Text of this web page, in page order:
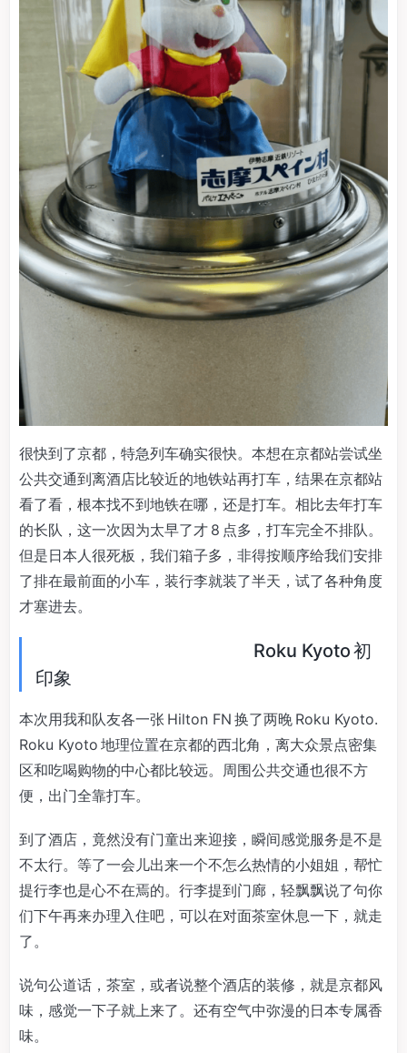
很快到了京都，特急列车确实很快。本想在京都站尝试坐
公共交通到离酒店比较近的地铁站再打车，结果在京都站
看了看，根本找不到地铁在哪，还是打车。相比去年打车
的长队，这一次因为太早了才 8 点多，打车完全不排队。
但是日本人很死板，我们箱子多，非得按顺序给我们安排
了排在最前面的小车，装行李就装了半天，试了各种角度
才塞进去。
Roku Kyoto 初
印象
本次用我和队友各一张 Hilton FN 换了两晚 Roku Kyoto.
Roku Kyoto 地理位置在京都的西北角，离大众景点密集
区和吃喝购物的中心都比较远。周围公共交通也很不方
便，出门全靠打车。
到了酒店，竟然没有门童出来迎接，瞬间感觉服务是不是
不太行。等了一会儿出来一个不怎么热情的小姐姐，帮忙
提行李也是心不在焉的。行李提到门廊，轻飘飘说了句你
们下午再来办理入住吧，可以在对面茶室休息一下，就走
了。
说句公道话，茶室，或者说整个酒店的装修，就是京都风
味，感觉一下子就上来了。还有空气中弥漫的日本专属香
味。